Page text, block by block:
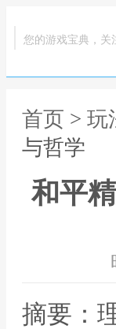
您的游戏宝典，关
首页 > 玩
与哲学
和平
摘要：